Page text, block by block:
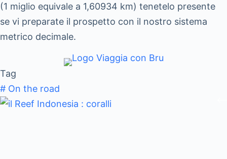
(1 miglio equivale a 1,60934 km) tenetelo presente
se vi preparate il prospetto con il nostro sistema
metrico decimale.
Tag
# On the road